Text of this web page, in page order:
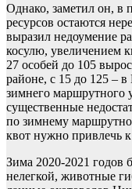
Однако, заметил он, в
ресурсов остаются
выразил недоумение
косулю, увеличением
27 особей до 105
районе, с 15 до 125 –
зимнего маршрутного
существенные
по зимнему
квот нужно привлечь
Зима 2020-2021 годов
нелегкой, животные